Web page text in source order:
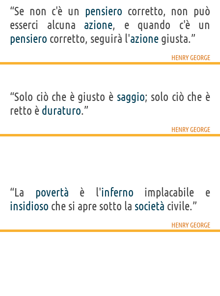
“Se non c'è un pensiero corretto, non può
esserci alcuna azione, e quando c'è un
pensiero corretto, seguirà l'azione giusta.”
HENRY GEORGE
“Solo ciò che è giusto è saggio; solo ciò che è
retto è duraturo.”
HENRY GEORGE
“La povertà è l'inferno implacabile e
insidioso che si apre sotto la società civile.”
HENRY GEORGE